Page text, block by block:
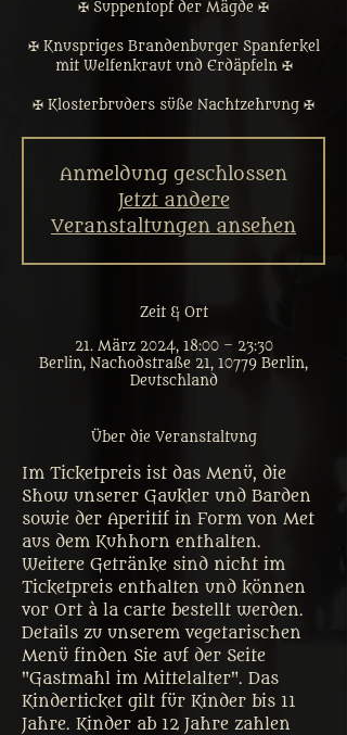
✠ Suppentopf der Mägde ✠
✠ Knuspriges Brandenburger Spanferkel
mit Welfenkraut und Erdäpfeln ✠
✠ Klosterbruders süße Nachtzehrung ✠
Anmeldung geschlossen
Jetzt andere
Veranstaltungen ansehen
Zeit & Ort
21. März 2024, 18:00 – 23:30
Berlin, Nachodstraße 21, 10779 Berlin,
Deutschland
Über die Veranstaltung
Im Ticketpreis ist das Menü, die
Show unserer Gaukler und Barden
sowie der Aperitif in Form von Met
aus dem Kuhhorn enthalten.
Weitere Getränke sind nicht im
Ticketpreis enthalten und können
vor Ort à la carte bestellt werden.
Details zu unserem vegetarischen
Menü finden Sie auf der Seite
"Gastmahl im Mittelalter". Das
Kinderticket gilt für Kinder bis 11
Jahre. Kinder ab 12 Jahre zahlen